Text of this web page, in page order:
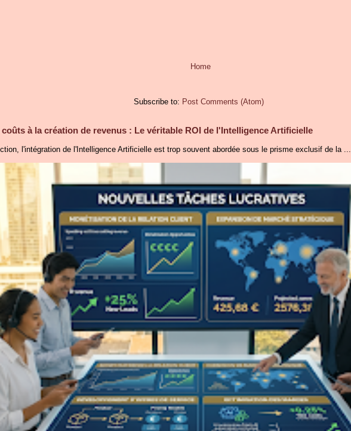
Home
Subscribe to: Post Comments (Atom)
à la création de revenus : Le véritable ROI de l'Intelligence Artificielle
l'intégration de l'Intelligence Artificielle est trop souvent abordée sous le prisme exclusif de la ...